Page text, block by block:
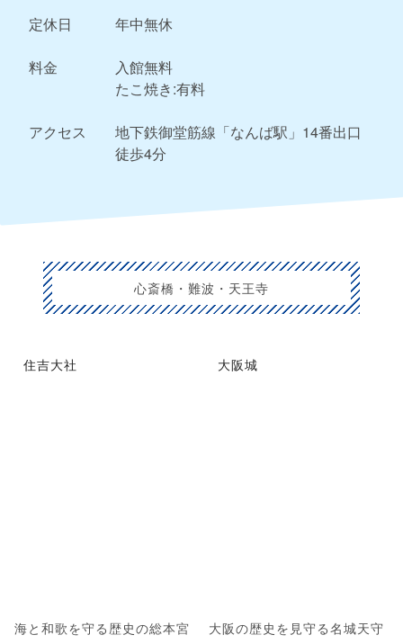
定休日 年中無休
料金
入館無料
たこ焼き:有料
アクセス
地下鉄御堂筋線「なんば駅」14番出口
徒歩4分
心斎橋・難波・天王寺
住吉大社
海と和歌を守る歴史の総本宮
大阪城
大阪の歴史を見守る名城天守